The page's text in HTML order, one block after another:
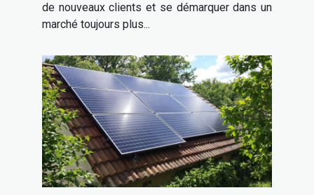
de nouveaux clients et se démarquer dans un
marché toujours plus...